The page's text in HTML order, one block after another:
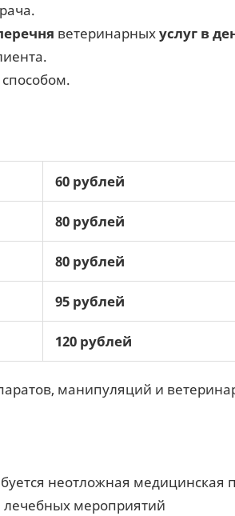
ветеринарныхуслуг в
60 рублей
80 рублей
80 рублей
95 рублей
120 рублей
манипуляций и
неотложная
лечебных мероприятий